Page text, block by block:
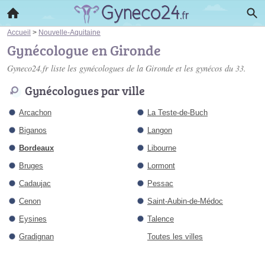
Accueil > Nouvelle-Aquitaine
Gynécologue en Gironde
Gyneco24.fr liste les gynécologues de la Gironde et les gynécos du 33.
Gynécologues par ville
Arcachon
Biganos
Bordeaux
Bruges
Cadaujac
Cenon
Eysines
Gradignan
La Teste-de-Buch
Langon
Libourne
Lormont
Pessac
Saint-Aubin-de-Médoc
Talence
Toutes les villes